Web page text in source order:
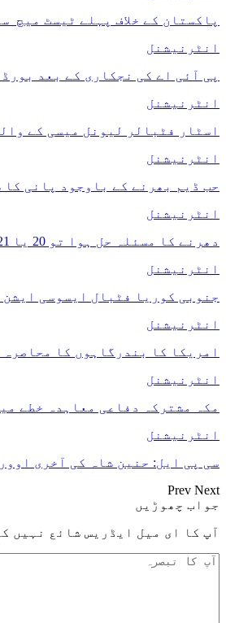
پاکستان کے خلاف پہلے ٹیسٹ میچ
انٹرنیشنل
پی آئی اے کی نجکاری کے بعد
انٹرنیشنل
اسٹار فٹبالر لیونل میسی کے والد 68 برس کی عمر میں انتقال کر
انٹرنیشنل
حب ڈیم بھرنے کے باوجود پانی کا سنگین بحران، 300 صنعتیں
انٹرنیشنل
دھرنے کا مسئلہ حل ہوا تو 20 یا 21 اگست کو راولاکوٹ میں الیکشن ممکن: چیف الیکشن کمشنر
انٹرنیشنل
جنوبی کوریا فٹبال ایسوسی
انٹرنیشنل
امریکا کا بندرگاہوں کا محاصرہ
انٹرنیشنل
مکہ مشترکہ دفاعی معاہدہ خطے
انٹرنیشنل
سی پی ایل: حنین شاہ کی آخری
Prev Next
جواب چھوڑیں
آپ کا ای میل ایڈریس شائع نہیں